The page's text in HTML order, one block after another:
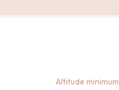
Altitude minimum